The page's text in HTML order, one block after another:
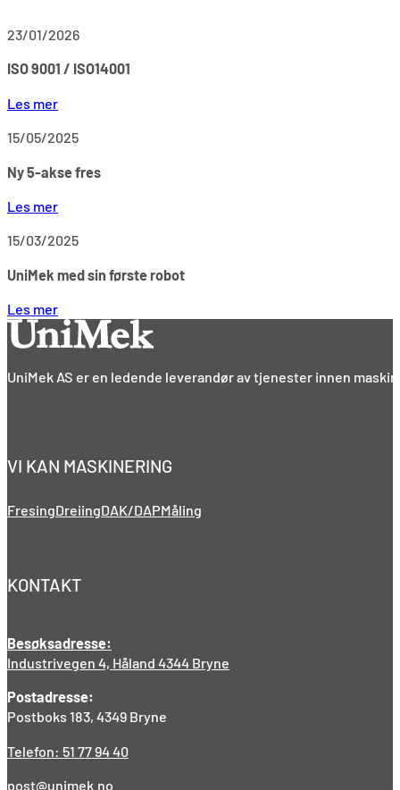
23/01/2026
ISO 9001 / ISO14001
Les mer
15/05/2025
Ny 5-akse fres
Les mer
15/03/2025
UniMek med sin første robot
Les mer
UniMek AS er en ledende leverandør av tjenester innen
VI KAN MASKINERING
FresingDreiingDAK/DAPMåling
KONTAKT
Besøksadresse:
Industrivegen 4, Håland 4344 Bryne
Postadresse:
Postboks 183, 4349 Bryne
Telefon: 51 77 94 40
post@unimek.no